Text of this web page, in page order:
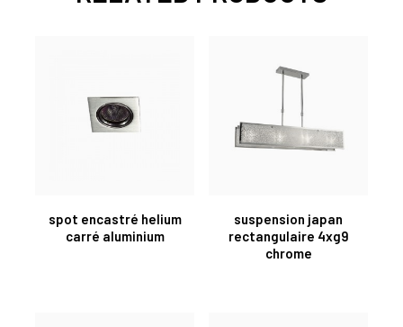
spot encastré helium
carré aluminium
suspension japan
rectangulaire 4xg9
chrome